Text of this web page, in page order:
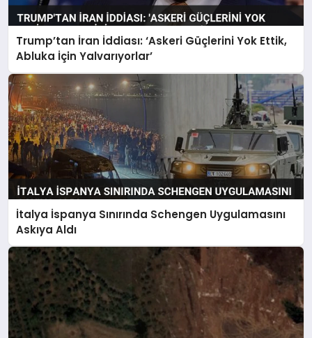
Trump’tan İran İddiası: ‘Askeri Güçlerini Yok Ettik,
Abluka İçin Yalvarıyorlar’
İtalya İspanya Sınırında Schengen Uygulamasını
Askıya Aldı